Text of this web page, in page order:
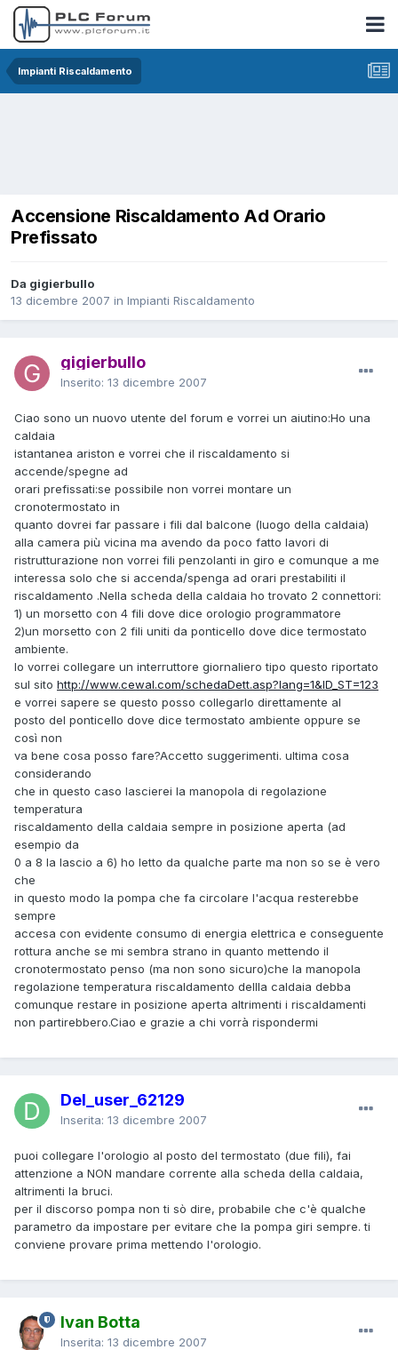
Impianti Riscaldamento
Accensione Riscaldamento Ad Orario
Prefissato
Da gigierbullo
13 dicembre 2007 in Impianti Riscaldamento
gigierbullo
Inserito: 13 dicembre 2007
Ciao sono un nuovo utente del forum e vorrei un aiutino:Ho una
caldaia
istantanea ariston e vorrei che il riscaldamento si
accende/spegne ad
orari prefissati:se possibile non vorrei montare un
cronotermostato in
quanto dovrei far passare i fili dal balcone (luogo della caldaia)
alla camera più vicina ma avendo da poco fatto lavori di
ristrutturazione non vorrei fili penzolanti in giro e comunque a me
interessa solo che si accenda/spenga ad orari prestabiliti il
riscaldamento .Nella scheda della caldaia ho trovato 2 connettori:
1) un morsetto con 4 fili dove dice orologio programmatore
2)un morsetto con 2 fili uniti da ponticello dove dice termostato
ambiente.
Io vorrei collegare un interruttore giornaliero tipo questo riportato
sul sito http://www.cewal.com/schedaDett.asp?lang=1&ID_ST=123
e vorrei sapere se questo posso collegarlo direttamente al
posto del ponticello dove dice termostato ambiente oppure se
così non
va bene cosa posso fare?Accetto suggerimenti. ultima cosa
considerando
che in questo caso lascierei la manopola di regolazione
temperatura
riscaldamento della caldaia sempre in posizione aperta (ad
esempio da
0 a 8 la lascio a 6) ho letto da qualche parte ma non so se è vero
che
in questo modo la pompa che fa circolare l'acqua resterebbe
sempre
accesa con evidente consumo di energia elettrica e conseguente
rottura anche se mi sembra strano in quanto mettendo il
cronotermostato penso (ma non sono sicuro)che la manopola
regolazione temperatura riscaldamento dellla caldaia debba
comunque restare in posizione aperta altrimenti i riscaldamenti
non partirebbero.Ciao e grazie a chi vorrà rispondermi
Del_user_62129
Inserita: 13 dicembre 2007
puoi collegare l'orologio al posto del termostato (due fili), fai
attenzione a NON mandare corrente alla scheda della caldaia,
altrimenti la bruci.
per il discorso pompa non ti sò dire, probabile che c'è qualche
parametro da impostare per evitare che la pompa giri sempre. ti
conviene provare prima mettendo l'orologio.
Ivan Botta
Inserita: 13 dicembre 2007